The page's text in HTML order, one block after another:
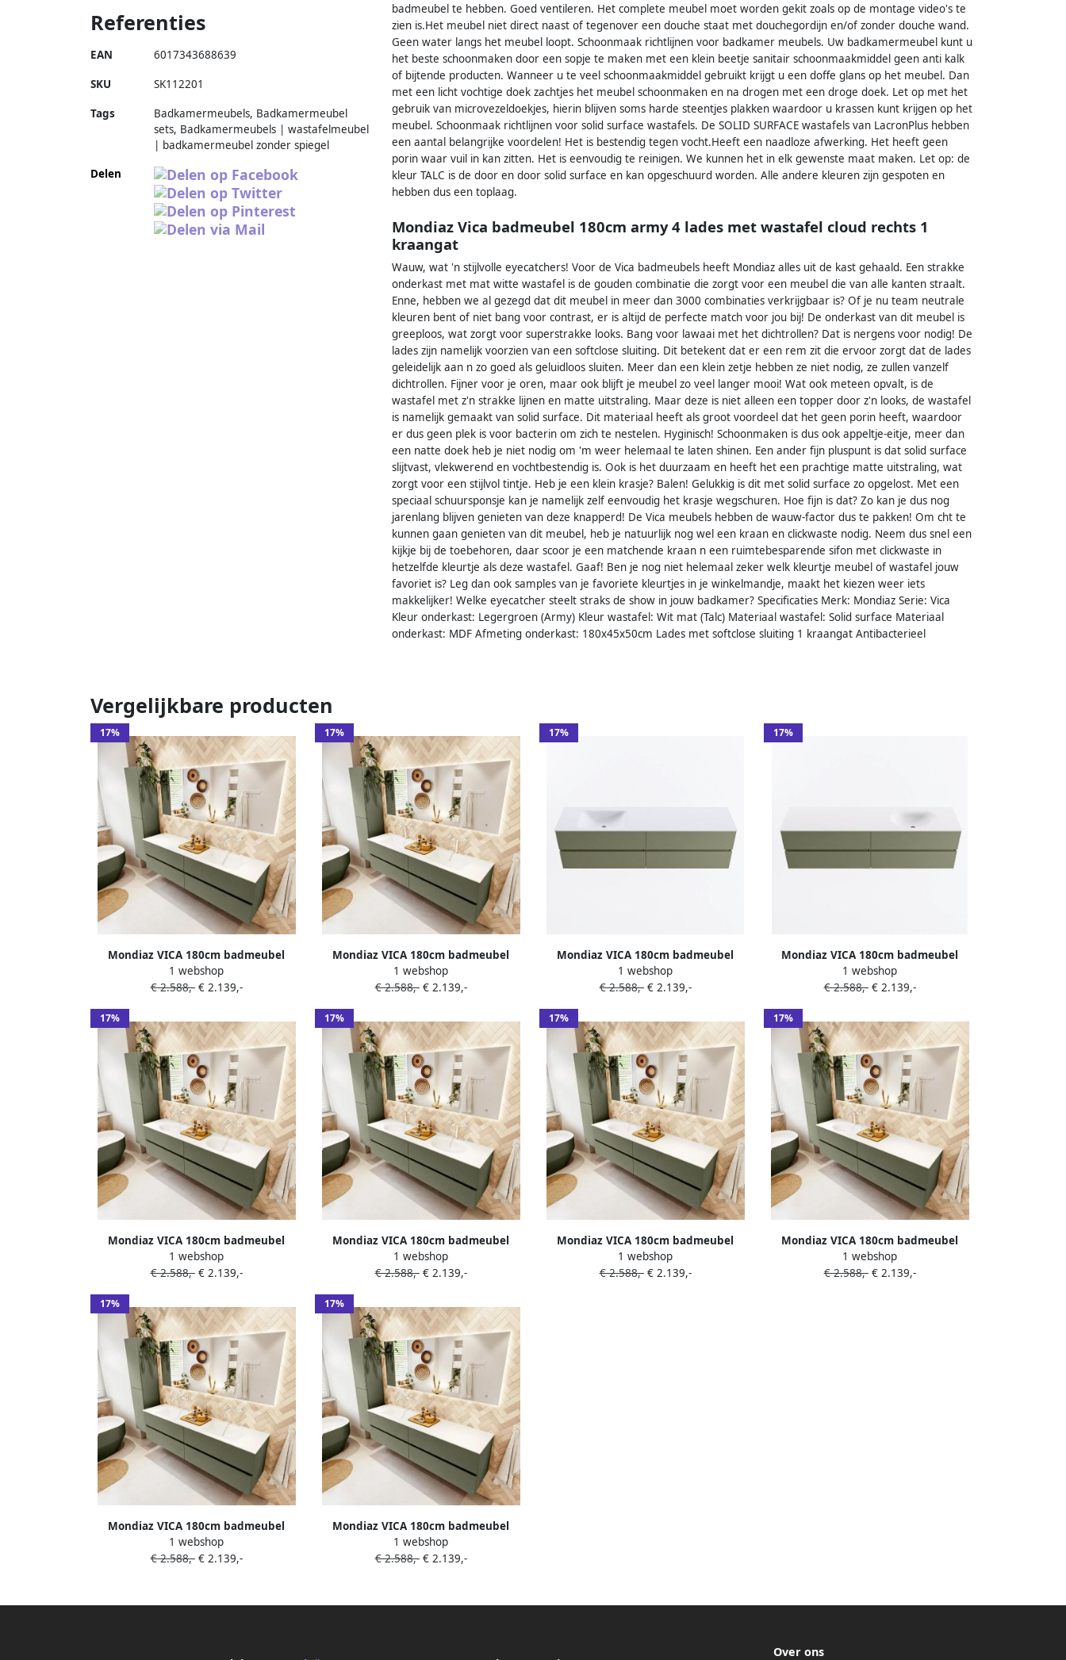
badmeubel te hebben. Goed ventileren. Het complete meubel moet worden gekit zoals op de montage video's te
zien is.Het meubel niet direct naast of tegenover een douche staat met douchegordijn en/of zonder douche wand.
Geen water langs het meubel loopt. Schoonmaak richtlijnen voor badkamer meubels. Uw badkamermeubel kunt u
het beste schoonmaken door een sopje te maken met een klein beetje sanitair schoonmaakmiddel geen anti kalk
of bijtende producten. Wanneer u te veel schoonmaakmiddel gebruikt krijgt u een doffe glans op het meubel. Dan
met een licht vochtige doek zachtjes het meubel schoonmaken en na drogen met een droge doek. Let op met het
gebruik van microvezeldoekjes, hierin blijven soms harde steentjes plakken waardoor u krassen kunt krijgen op het
meubel. Schoonmaak richtlijnen voor solid surface wastafels. De SOLID SURFACE wastafels van LacronPlus hebben
een aantal belangrijke voordelen! Het is bestendig tegen vocht.Heeft een naadloze afwerking. Het heeft geen
porin waar vuil in kan zitten. Het is eenvoudig te reinigen. We kunnen het in elk gewenste maat maken. Let op: de
kleur TALC is de door en door solid surface en kan opgeschuurd worden. Alle andere kleuren zijn gespoten en
hebben dus een toplaag.
Mondiaz Vica badmeubel 180cm army 4 lades met wastafel cloud rechts 1
kraangat
Wauw, wat 'n stijlvolle eyecatchers! Voor de Vica badmeubels heeft Mondiaz alles uit de kast gehaald. Een strakke
onderkast met mat witte wastafel is de gouden combinatie die zorgt voor een meubel die van alle kanten straalt.
Enne, hebben we al gezegd dat dit meubel in meer dan 3000 combinaties verkrijgbaar is? Of je nu team neutrale
kleuren bent of niet bang voor contrast, er is altijd de perfecte match voor jou bij! De onderkast van dit meubel is
greeploos, wat zorgt voor superstrakke looks. Bang voor lawaai met het dichtrollen? Dat is nergens voor nodig! De
lades zijn namelijk voorzien van een softclose sluiting. Dit betekent dat er een rem zit die ervoor zorgt dat de lades
geleidelijk aan n zo goed als geluidloos sluiten. Meer dan een klein zetje hebben ze niet nodig, ze zullen vanzelf
dichtrollen. Fijner voor je oren, maar ook blijft je meubel zo veel langer mooi! Wat ook meteen opvalt, is de
wastafel met z'n strakke lijnen en matte uitstraling. Maar deze is niet alleen een topper door z'n looks, de wastafel
is namelijk gemaakt van solid surface. Dit materiaal heeft als groot voordeel dat het geen porin heeft, waardoor
er dus geen plek is voor bacterin om zich te nestelen. Hyginisch! Schoonmaken is dus ook appeltje-eitje, meer dan
een natte doek heb je niet nodig om 'm weer helemaal te laten shinen. Een ander fijn pluspunt is dat solid surface
slijtvast, vlekwerend en vochtbestendig is. Ook is het duurzaam en heeft het een prachtige matte uitstraling, wat
zorgt voor een stijlvol tintje. Heb je een klein krasje? Balen! Gelukkig is dit met solid surface zo opgelost. Met een
speciaal schuursponsje kan je namelijk zelf eenvoudig het krasje wegschuren. Hoe fijn is dat? Zo kan je dus nog
jarenlang blijven genieten van deze knapperd! De Vica meubels hebben de wauw-factor dus te pakken! Om cht te
kunnen gaan genieten van dit meubel, heb je natuurlijk nog wel een kraan en clickwaste nodig. Neem dus snel een
kijkje bij de toebehoren, daar scoor je een matchende kraan n een ruimtebesparende sifon met clickwaste in
hetzelfde kleurtje als deze wastafel. Gaaf! Ben je nog niet helemaal zeker welk kleurtje meubel of wastafel jouw
favoriet is? Leg dan ook samples van je favoriete kleurtjes in je winkelmandje, maakt het kiezen weer iets
makkelijker! Welke eyecatcher steelt straks de show in jouw badkamer? Specificaties Merk: Mondiaz Serie: Vica
Kleur onderkast: Legergroen (Army) Kleur wastafel: Wit mat (Talc) Materiaal wastafel: Solid surface Materiaal
onderkast: MDF Afmeting onderkast: 180x45x50cm Lades met softclose sluiting 1 kraangat Antibacterieel
Referenties
EAN 6017343688639
SKU SK112201
Tags
Badkamermeubels, Badkamermeubel
sets, Badkamermeubels | wastafelmeubel
| badkamermeubel zonder spiegel
Delen
Vergelijkbare producten
17%
Mondiaz VICA 180cm badmeubel
onderkast Army 4 lades. Wastafel
CLOUD rechts zonder kraangat kleur
1 webshop
€ 2.588,-€ 2.139,-
17%
Mondiaz VICA 180cm badmeubel
onderkast Army 4 lades. Wastafel
CLOUD dubbel 2 kraangaten kleur
1 webshop
€ 2.588,-€ 2.139,-
17%
Mondiaz VICA 180cm badmeubel
onderkast Army 4 lades. Wastafel
CLOUD links 1 kraangat kleur Talc.
1 webshop
€ 2.588,-€ 2.139,-
17%
Mondiaz VICA 180cm badmeubel
onderkast Army 4 lades. Wastafel
MOON rechts 1 kraangat kleur Talc.
1 webshop
€ 2.588,-€ 2.139,-
17%
Mondiaz VICA 180cm badmeubel
onderkast Army 4 lades. Wastafel
MOON dubbel zonder kraangat kleur
1 webshop
€ 2.588,-€ 2.139,-
17%
Mondiaz VICA 180cm badmeubel
onderkast Army 4 lades. Wastafel
MOON dubbel 2 kraangaten kleur Talc.
1 webshop
€ 2.588,-€ 2.139,-
17%
Mondiaz VICA 180cm badmeubel
onderkast Army 4 lades. Wastafel
MOON links zonder kraangat kleur
1 webshop
€ 2.588,-€ 2.139,-
17%
Mondiaz VICA 180cm badmeubel
onderkast Army 4 lades. Wastafel
MOON links 1 kraangat kleur Talc.
1 webshop
€ 2.588,-€ 2.139,-
17%
Mondiaz VICA 180cm badmeubel
onderkast Army 4 lades. Wastafel
CLOUD dubbel zonder kraangat kleur
1 webshop
€ 2.588,-€ 2.139,-
17%
Mondiaz VICA 180cm badmeubel
onderkast Army 4 lades. Wastafel
CLOUD links zonder kraangat kleur
1 webshop
€ 2.588,-€ 2.139,-
Over ons